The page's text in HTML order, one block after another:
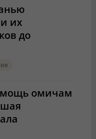
их
до
омичам